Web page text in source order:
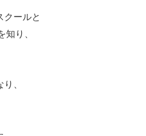
クールと
り、
、